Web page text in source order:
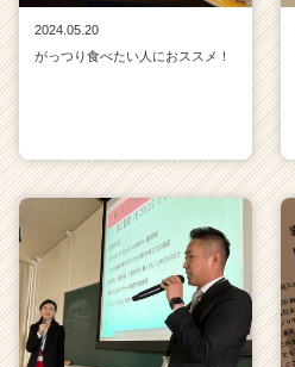
2024.05.20
がっつり食べたい人におススメ！